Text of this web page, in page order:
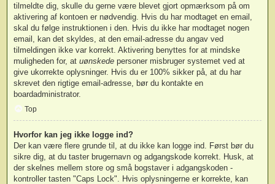
tilmeldte dig, skulle du gerne være blevet gjort opmærksom på om
aktivering af kontoen er nødvendig. Hvis du har modtaget en email,
skal du følge instruktionen i den. Hvis du ikke har modtaget nogen
email, kan det skyldes, at den email-adresse du angav ved
tilmeldingen ikke var korrekt. Aktivering benyttes for at mindske
muligheden for, at uønskede personer misbruger systemet ved at
give ukorrekte oplysninger. Hvis du er 100% sikker på, at du har
skrevet den rigtige email-adresse, bør du kontakte en
boardadministrator.
Top
Hvorfor kan jeg ikke logge ind?
Der kan være flere grunde til, at du ikke kan logge ind. Først bør du
sikre dig, at du taster brugernavn og adgangskode korrekt. Husk, at
der skelnes mellem store og små bogstaver i adgangskoden -
kontroller tasten "Caps Lock". Hvis oplysningerne er korrekte, kan